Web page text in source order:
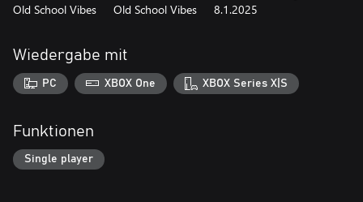
Old School Vibes Old School Vibes 8.1.2025
Wiedergabe mit
PC XBOX One XBOX Series X|S
Funktionen
Single player